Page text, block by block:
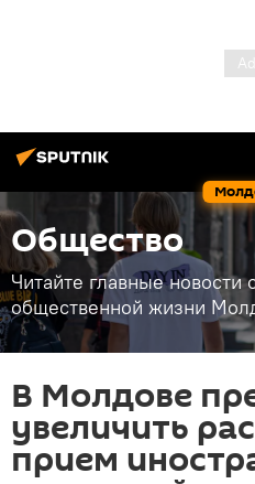
Общество
Читайте главные новости
общественной жизни
В Молдове
увеличить
прием